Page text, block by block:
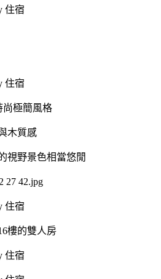
尚極簡風格
木質感
視野景色相當悠閒
樓的雙人房